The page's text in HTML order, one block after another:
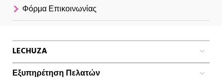
Φόρμα Επικοινωνίας
LECHUZA
Εξυπηρέτηση Πελατών